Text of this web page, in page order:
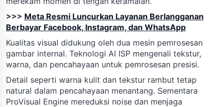
>>> Meta Resmi Luncurkan Layanan Berlangganan
Berbayar Facebook, Instagram, dan WhatsApp
Kualitas visual didukung oleh dua mesin pemrosesan
gambar internal. Teknologi AI ISP mengenali tekstur,
warna, dan pencahayaan untuk pemrosesan presisi.
Detail seperti warna kulit dan tekstur rambut tetap
natural dalam pencahayaan menantang. Sementara
ProVisual Engine mereduksi noise dan menjaga